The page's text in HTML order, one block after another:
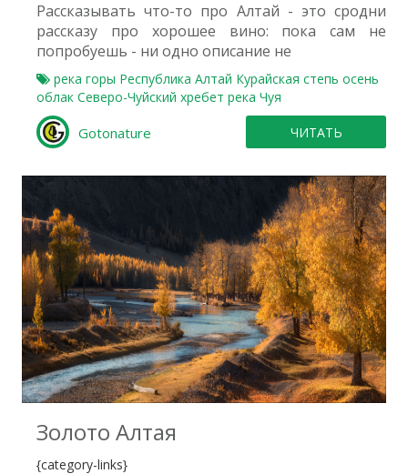
Рассказывать что-то про Алтай - это сродни
рассказу про хорошее вино: пока сам не
попробуешь - ни одно описание не
река горы Республика Алтай Курайская степь осень
облак Северо-Чуйский хребет река Чуя
Gotonature ЧИТАТЬ
0
Золото Алтая
{category-links}